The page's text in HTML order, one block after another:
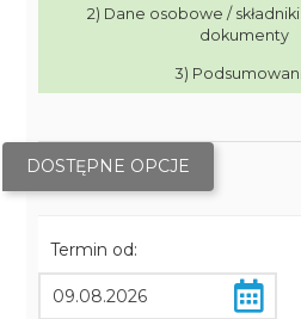
2) Dane osobowe /
dokumenty
3)
DOSTĘPNE OPCJE
Termin od: